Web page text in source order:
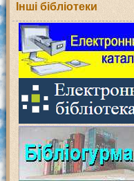
Інші бібліотеки